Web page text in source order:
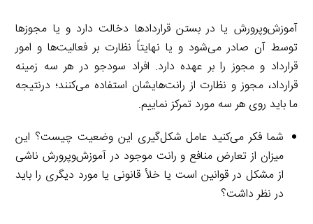
آموزش‌وپرورش یا در بستن قراردادها دخالت دارد و یا مجوزها
توسط آن صادر می‌شود و یا نهایتاً نظارت بر فعالیت‌ها و امور
قرارداد و مجوز را بر عهده دارد. افراد سودجو در هر سه زمینه
قرارداد، مجوز و نظارت از رانت‌هایشان استفاده می‌کنند؛ درنتیجه
ما باید روی هر سه مورد تمرکز نماییم.
شما فکر می‌کنید عامل شکل‌گیری این وضعیت چیست؟ این
میزان از تعارض منافع و رانت موجود در آموزش‌وپرورش ناشی
از مشکل در قوانین است یا خلأ قانونی یا مورد دیگری را باید
در نظر داشت؟